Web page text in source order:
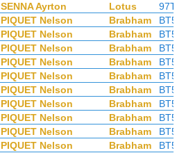
SENNA Ayrton Lotus
97T
PIQUET Nelson Brabham
PIQUET Nelson Brabham
PIQUET Nelson Brabham
PIQUET Nelson Brabham
PIQUET Nelson Brabham
PIQUET Nelson Brabham
PIQUET Nelson Brabham
PIQUET Nelson Brabham
PIQUET Nelson Brabham
PIQUET Nelson Brabham